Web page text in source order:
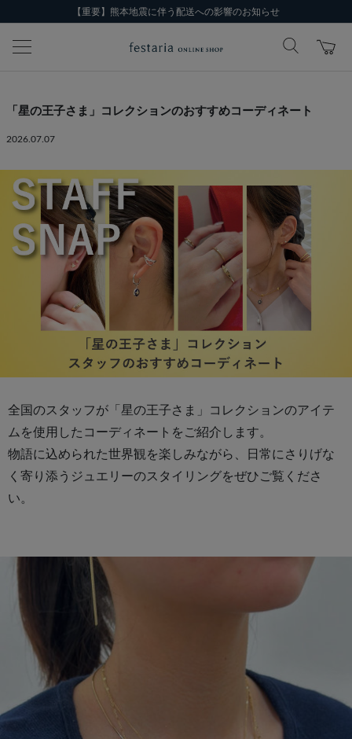
【重要】熊本地震に伴う配送への影響のお知らせ
「星の王子さま」コレクションのおすすめコーディネート
2026.07.07
全国のスタッフが「星の王子さま」コレクションのアイテ
ムを使用したコーディネートをご紹介します。
物語に込められた世界観を楽しみながら、日常にさりげな
く寄り添うジュエリーのスタイリングをぜひご覧くださ
い。